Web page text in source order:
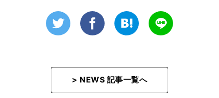
> NEWS 記事一覧へ